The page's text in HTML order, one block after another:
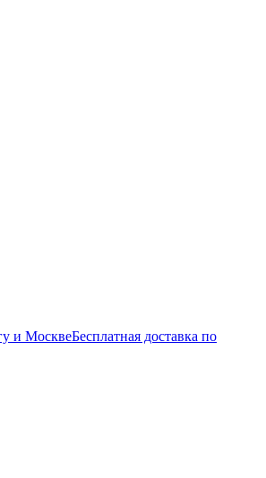
и МосквеБесплатная доставка по